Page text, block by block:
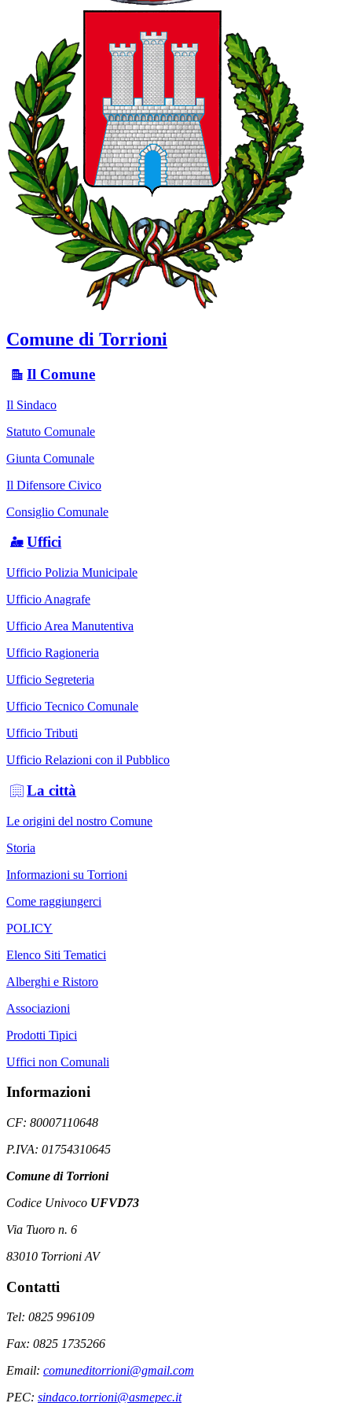
Comune di Torrioni
Il Comune
Il Sindaco
Statuto Comunale
Giunta Comunale
Il Difensore Civico
Consiglio Comunale
Uffici
Ufficio Polizia Municipale
Ufficio Anagrafe
Ufficio Area Manutentiva
Ufficio Ragioneria
Ufficio Segreteria
Ufficio Tecnico Comunale
Ufficio Tributi
Ufficio Relazioni con il Pubblico
La città
Le origini del nostro Comune
Storia
Informazioni su Torrioni
Come raggiungerci
POLICY
Elenco Siti Tematici
Alberghi e Ristoro
Associazioni
Prodotti Tipici
Uffici non Comunali
Informazioni
CF: 80007110648
P.IVA: 01754310645
Comune di Torrioni
Codice Univoco UFVD73
Via Tuoro n. 6
83010 Torrioni AV
Contatti
Tel: 0825 996109
Fax: 0825 1735266
Email: comuneditorrioni@gmail.com
PEC: sindaco.torrioni@asmepec.it